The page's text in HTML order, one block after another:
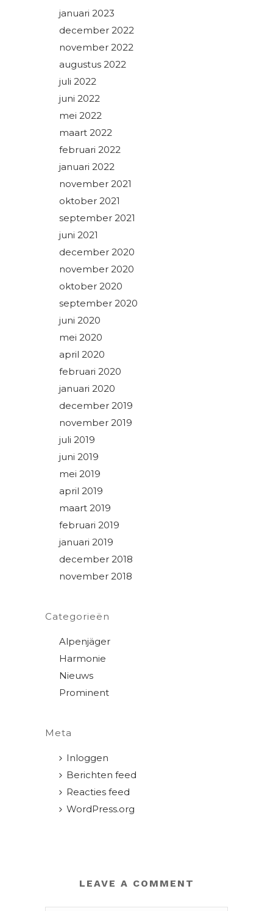
januari 2023
december 2022
november 2022
augustus 2022
juli 2022
juni 2022
mei 2022
maart 2022
februari 2022
januari 2022
november 2021
oktober 2021
september 2021
juni 2021
december 2020
november 2020
oktober 2020
september 2020
juni 2020
mei 2020
april 2020
februari 2020
januari 2020
december 2019
november 2019
juli 2019
juni 2019
mei 2019
april 2019
maart 2019
februari 2019
januari 2019
december 2018
november 2018
Categorieën
Alpenjäger
Harmonie
Nieuws
Prominent
Meta
Inloggen
Berichten feed
Reacties feed
WordPress.org
LEAVE A COMMENT